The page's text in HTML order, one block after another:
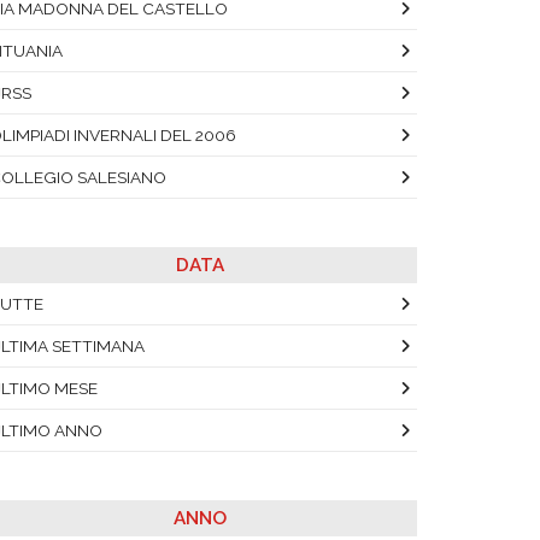
MADONNA DEL CASTELLO
INVERNALI DEL 2006
SALESIANO
DATA
SETTIMANA
MESE
ANNO
ANNO